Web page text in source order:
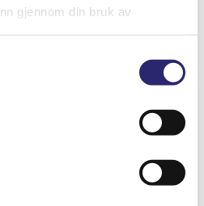
gjennom din bruk av
V IVECO NEF370 1P.